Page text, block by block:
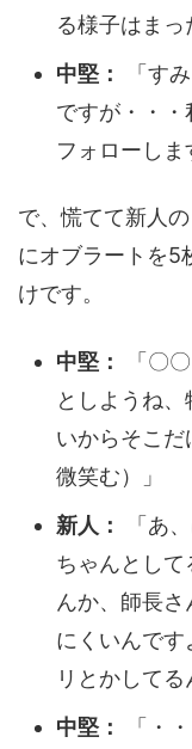
る様子はまっ
中堅：
「す
ですが・・
フォローしま
で、慌てて新人
にオブラートを5
けです。
中堅：
「〇
としようね
いからそこだ
微笑む）」
新人：
「あ
ちゃんとし
んか、師長
にくいんで
リとかしてる
中堅：
「・